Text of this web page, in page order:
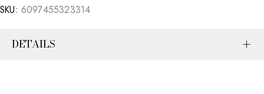
SKU: 6097455323314
DETAILS